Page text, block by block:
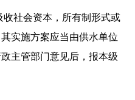
社会资本，所有制形式或
实施方案应当由供水单位
主管部门意见后，报本级